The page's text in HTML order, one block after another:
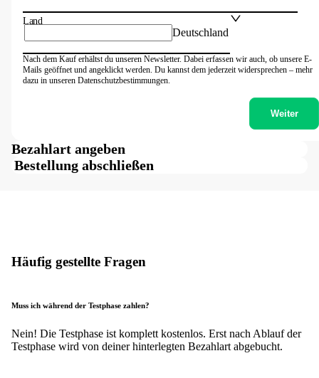
Deutschland
Land
Nach dem Kauf erhältst du unseren Newsletter. Dabei erfassen wir auch, ob unsere E-
Mails geöffnet und angeklickt werden. Du kannst dem jederzeit widersprechen – mehr
dazu in unseren Datenschutzbestimmungen.
Weiter
Bezahlart angeben
Bestellung abschließen
Häufig gestellte Fragen
Muss ich während der Testphase zahlen?
Nein! Die Testphase ist komplett kostenlos. Erst nach Ablauf der
Testphase wird von deiner hinterlegten Bezahlart abgebucht.